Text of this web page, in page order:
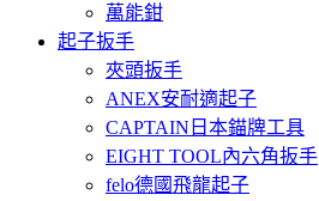
萬能鉗
起子扳手
夾頭扳手
ANEX安耐適起子
CAPTAIN日本錨牌工具
EIGHT TOOL內六角扳手
felo德國飛龍起子